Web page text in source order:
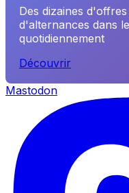
Des dizaines
d'alternances dans
quotidiennement
Découvrir
Mastodon